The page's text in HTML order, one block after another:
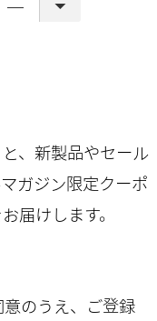
、新製品やセール
ガジン限定クーポ
届けします。
意のうえ、ご登録